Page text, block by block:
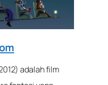
adalah film